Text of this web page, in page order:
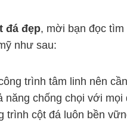
đá đẹp, mời bạn đọc
như sau:
trình tâm linh nên
chống chọi với
trình cột đá luôn bền